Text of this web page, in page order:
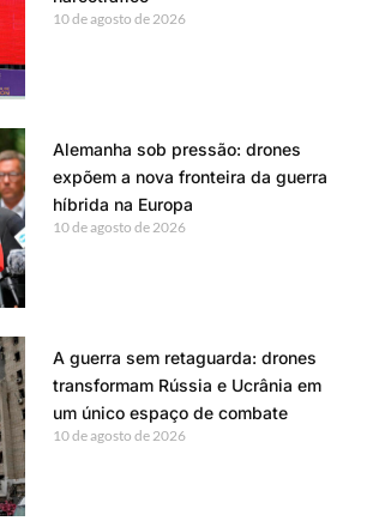
10 de agosto de 2026
Alemanha sob pressão: drones
expõem a nova fronteira da guerra
híbrida na Europa
10 de agosto de 2026
A guerra sem retaguarda: drones
transformam Rússia e Ucrânia em
um único espaço de combate
10 de agosto de 2026